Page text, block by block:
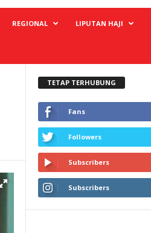
REGIONAL LIPUTAN HAJI
TETAP TERHUBUNG
Fans
Followers
Subscribers
Subscribers